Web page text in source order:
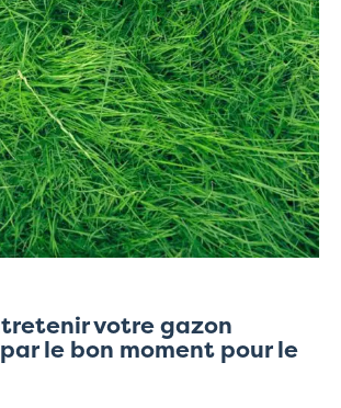
votre gazon
le bon moment pour le